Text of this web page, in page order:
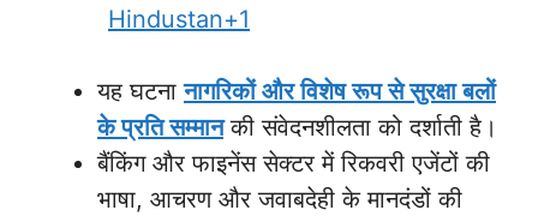
Hindustan+1
यह घटनानागरिकों और विशेष रूप से सुरक्षा बलों
के प्रति सम्मानकी संवेदनशीलता को दर्शाती है।
बैंकिंग और फाइनेंस सेक्टर में रिकवरी एजेंटों की
भाषा, आचरण और जवाबदेही के मानदंडों की